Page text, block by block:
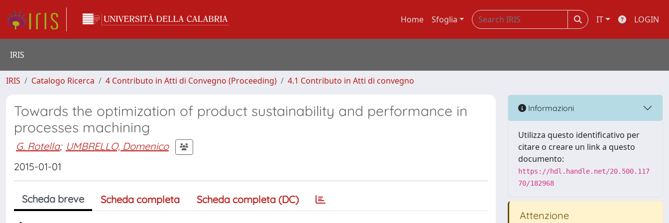
Home Sfoglia IT LOGIN
IRIS
IRIS Catalogo Ricerca 4 Contributo in Atti di Convegno (Proceeding) 4.1 Contributo in Atti di convegno
Towards the optimization of product sustainability and performance in
processes machining
G. Rotella; UMBRELLO, Domenico
2015-01-01
Scheda breve Scheda completa Scheda completa (DC)
Informazioni
Utilizza questo identificativo per
citare o creare un link a questo
documento:
https://hdl.handle.net/20.500.117
70/182968
Attenzione